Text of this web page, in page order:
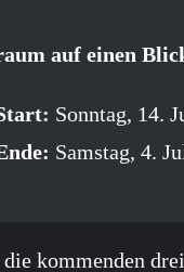
auf einen
Sonntag, 14.
Samstag, 4.
kommenden